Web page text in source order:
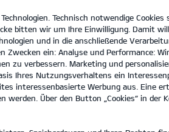
Autohaus
Entdecken Technische
Technisch notwendige
bitten wir um Ihre Einwilligung. Damit
und in die anschließende
Zwecken ein: Analyse und Performance:
zu verbessern. Marketing und
Ihres Nutzungsverhaltens ein
interessenbasierte Werbung aus. Eine
Über den Button „Cookies“ in der